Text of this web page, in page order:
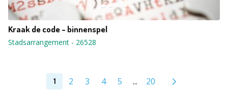
Kraak de code - binnenspel
Stadsarrangement - 26528
1 2 3 4 5 ... 20